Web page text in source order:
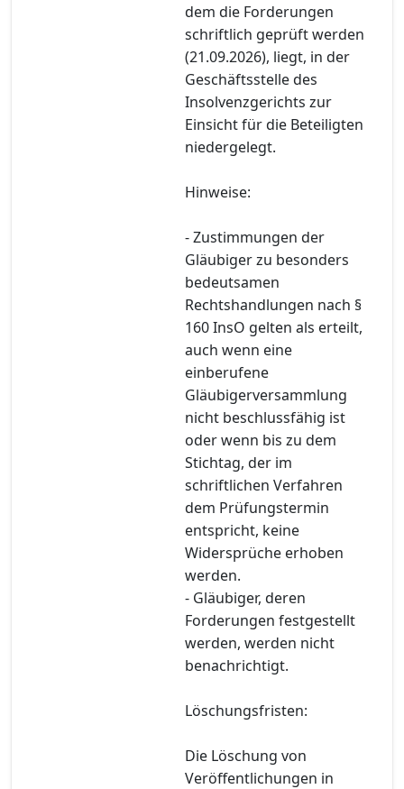
dem die Forderungen
schriftlich geprüft werden
(21.09.2026), liegt, in der
Geschäftsstelle des
Insolvenzgerichts zur
Einsicht für die Beteiligten
niedergelegt.
Hinweise:
- Zustimmungen der
Gläubiger zu besonders
bedeutsamen
Rechtshandlungen nach §
160 InsO gelten als erteilt,
auch wenn eine
einberufene
Gläubigerversammlung
nicht beschlussfähig ist
oder wenn bis zu dem
Stichtag, der im
schriftlichen Verfahren
dem Prüfungstermin
entspricht, keine
Widersprüche erhoben
werden.
- Gläubiger, deren
Forderungen festgestellt
werden, werden nicht
benachrichtigt.
Löschungsfristen:
Die Löschung von
Veröffentlichungen in